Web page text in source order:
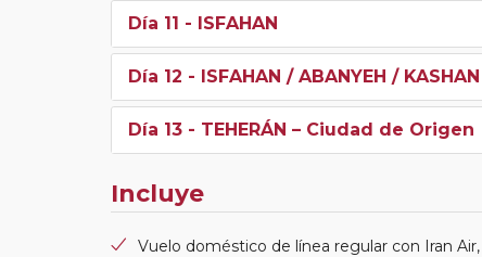
Día 11 - ISFAHAN
Día 12 - ISFAHAN / ABANYEH /
Día 13 - TEHERÁN – Ciudad de Origen
Incluye
Vuelo doméstico de línea regular con Iran